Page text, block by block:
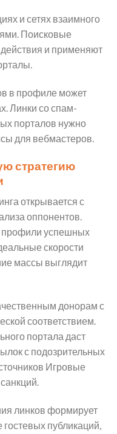
и сетях взаимного
Поисковые
и применяют
в профиле может
Линки со спам-
порталов нужно
для вебмастеров.
стратегию
открывается с
оппонентов.
профили успешных
скорости
массы выглядит
донорам с
соответствием.
портала даст
с подозрительных
Игровые
линков формирует
публикаций,